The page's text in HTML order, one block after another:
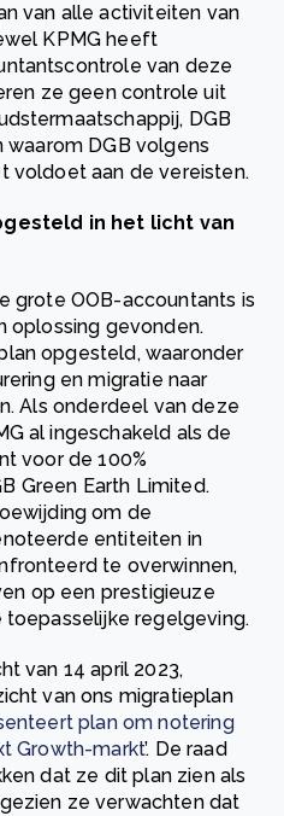
van alle activiteiten van
KPMG heeft
van deze
ze geen controle uit
DGB
waarom DGB volgens
voldoet aan de vereisten.
in het licht van
grote OOB-accountants is
oplossing gevonden.
opgesteld, waaronder
en migratie naar
Als onderdeel van deze
al ingeschakeld als de
voor de 100%
Green Earth Limited.
om de
entiteiten in
te overwinnen,
op een prestigieuze
toepasselijke regelgeving.
van 14 april 2023,
van ons migratieplan
plan om notering
Growth-markt’. De raad
dat ze dit plan zien als
ze verwachten dat